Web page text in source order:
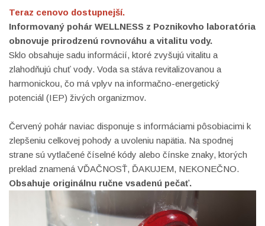
Teraz cenovo dostupnejší.
Informovaný pohár WELLNESS z Poznikovho laboratória
obnovuje prirodzenú rovnováhu a vitalitu vody.
Sklo obsahuje sadu informácií, ktoré zvyšujú vitalitu a
zlahodňujú chuť vody. Voda sa stáva revitalizovanou a
harmonickou, čo má vplyv na informačno-energetický
potenciál (IEP) živých organizmov.
Červený pohár naviac disponuje s informáciami pôsobiacimi k
zlepšeniu celkovej pohody a uvoleniu napätia. Na spodnej
strane sú vytlačené číselné kódy alebo čínske znaky, ktorých
preklad znamená VĎAČNOSŤ, ĎAKUJEM, NEKONEČNO.
Obsahuje originálnu ručne vsadenú pečať.